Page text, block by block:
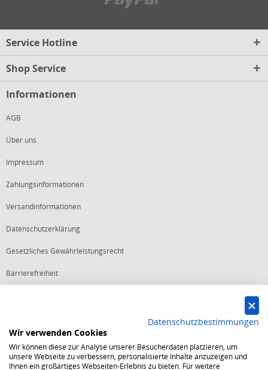
Service Hotline
Shop Service
Informationen
AGB
Über uns
Impressum
Zahlungsinformationen
Versandinformationen
Datenschutzerklärung
Gesetzliches Gewährleistungsrecht
Barrierefreiheit
Starker Service
Shops mit dem Excellent Shop Award stehen seit mehr als 5,
10, 15 oder 20 Jahren für ein sicheres und angenehmes
Datenschutzbestimmungen
Wir verwenden Cookies
Wir können diese zur Analyse unserer Besucherdaten platzieren, um
unsere Webseite zu verbessern, personalisierte Inhalte anzuzeigen und
Ihnen ein großartiges Webseiten-Erlebnis zu bieten. Für weitere